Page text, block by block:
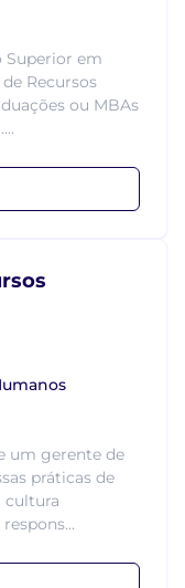
Superior em
Recursos
ou MBAs
um gerente de
práticas de
cultura